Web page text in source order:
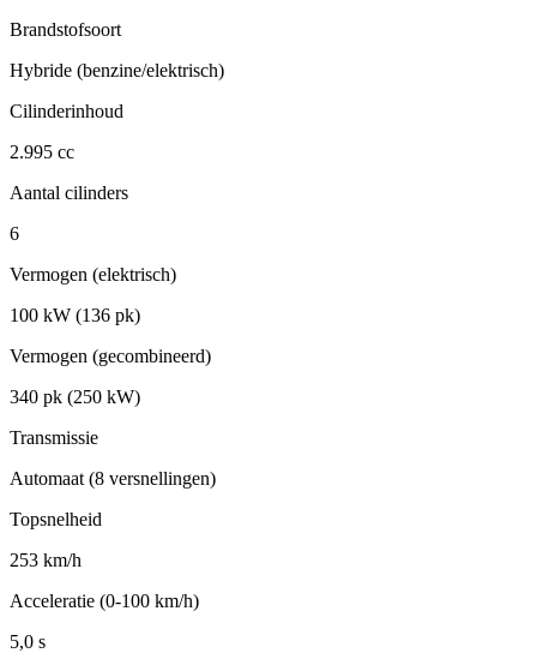
Brandstofsoort
Hybride (benzine/elektrisch)
Cilinderinhoud
2.995 cc
Aantal cilinders
6
Vermogen (elektrisch)
100 kW (136 pk)
Vermogen (gecombineerd)
340 pk (250 kW)
Transmissie
Automaat (8 versnellingen)
Topsnelheid
253 km/h
Acceleratie (0-100 km/h)
5,0 s